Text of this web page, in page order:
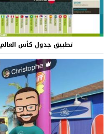
تطبيق جدول كأس العالم 2018 بتقنية HTML5 الحديثة